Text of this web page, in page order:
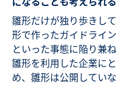
雛形だけが独り歩きし
形で作ったガイドライ
といった事態に陥り兼
雛形を利用した企業に
め、雛形は公開してい